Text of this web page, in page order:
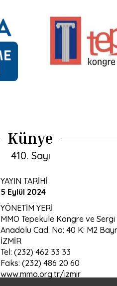
Künye
410. Sayı
YAYIN TARİHİ
5 Eylül 2024
YÖNETİM YERİ
MMO Tepekule Kongre ve
Anadolu Cad. No: 40 K: M2
İZMİR
Tel: (232) 462 33 33
Faks: (232) 486 20 60
www.mmo.org.tr/izmir